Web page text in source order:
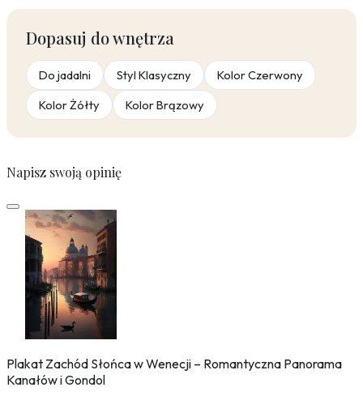
Dopasuj do wnętrza
Do jadalni Styl Klasyczny
Kolor Czerwony
Kolor Żółty
Kolor Brązowy
Napisz swoją opinię
Plakat Zachód Słońca w Wenecji – Romantyczna Panorama
Kanałów i Gondol